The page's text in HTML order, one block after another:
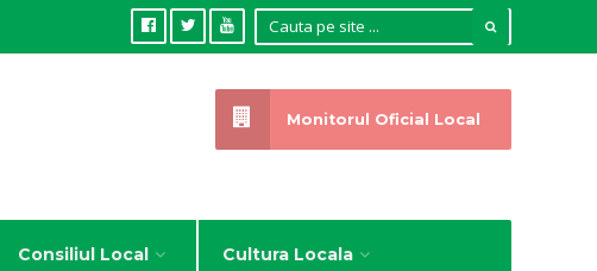
Consiliul Local Cultura Locala
Monitorul Oficial Local